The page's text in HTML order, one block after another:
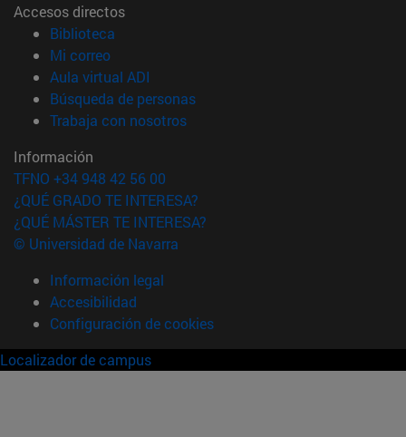
Accesos directos
Biblioteca
Mi correo(abre en nueva ventana)
Aula virtual ADI
Búsqueda de personas(abre en nueva ventana)
Trabaja con nosotros(abre en nueva ventana)
Información
TFNO +34 948 42 56 00
¿QUÉ GRADO TE INTERESA?
¿QUÉ MÁSTER TE INTERESA?
© Universidad de Navarra
Información legal
Accesibilidad
Configuración de cookies
Localizador de campus